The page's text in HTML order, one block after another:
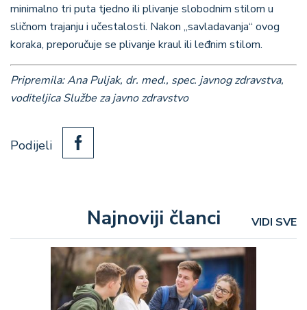
minimalno tri puta tjedno ili plivanje slobodnim stilom u
sličnom trajanju i učestalosti. Nakon „savladavanja“ ovog
koraka, preporučuje se plivanje kraul ili leđnim stilom.
Pripremila: Ana Puljak, dr. med., spec. javnog zdravstva,
voditeljica Službe za javno zdravstvo
Podijeli
Najnoviji članci VIDI SVE